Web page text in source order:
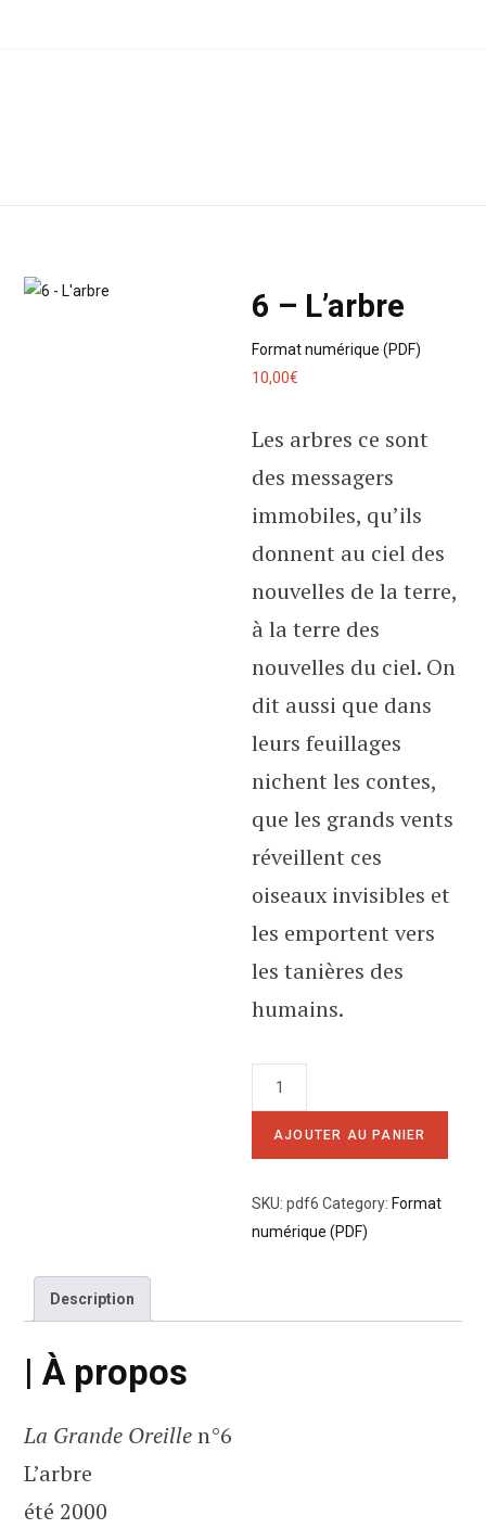
6 – L’arbre
Format numérique (PDF)
10,00€
Les arbres ce sont
des messagers
immobiles, qu’ils
donnent au ciel des
nouvelles de la terre,
à la terre des
nouvelles du ciel. On
dit aussi que dans
leurs feuillages
nichent les contes,
que les grands vents
réveillent ces
oiseaux invisibles et
les emportent vers
les tanières des
humains.
quantité
-
AJOUTER AU PANIER
SKU: pdf6 Category: Format
numérique (PDF)
Description
| À propos
La Grande Oreillen°6
L’arbre
été 2000